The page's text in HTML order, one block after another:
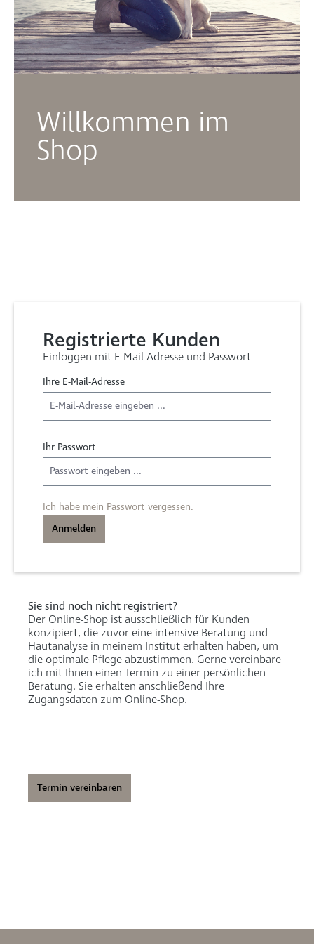
Willkommen im
Shop
Registrierte Kunden
Einloggen mit E-Mail-Adresse und Passwort
Ihre E-Mail-Adresse
Ihr Passwort
Ich habe mein Passwort vergessen.
Anmelden
Sie sind noch nicht registriert?
Der Online-Shop ist ausschließlich für Kunden
konzipiert, die zuvor eine intensive Beratung und
Hautanalyse in meinem Institut erhalten haben, um
die optimale Pflege abzustimmen. Gerne vereinbare
ich mit Ihnen einen Termin zu einer persönlichen
Beratung. Sie erhalten anschließend Ihre
Zugangsdaten zum Online-Shop.
Termin vereinbaren